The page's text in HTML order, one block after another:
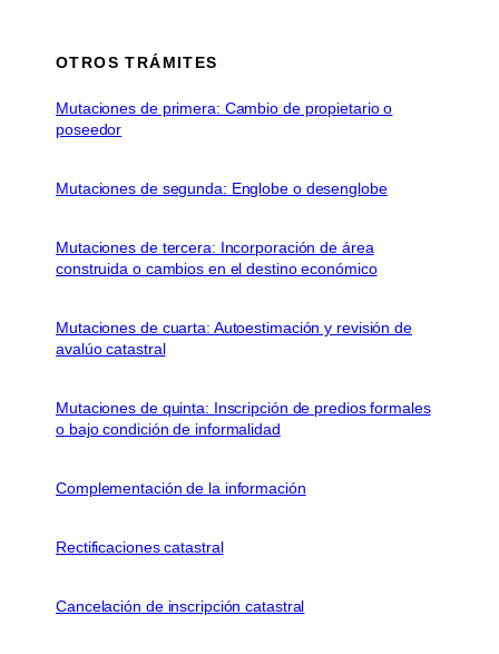
OTROS TRÁMITES
Mutaciones de primera: Cambio de propietario o
poseedor
Mutaciones de segunda: Englobe o desenglobe
Mutaciones de tercera: Incorporación de área
construida o cambios en el destino económico
Mutaciones de cuarta: Autoestimación y revisión de
avalúo catastral
Mutaciones de quinta: Inscripción de predios formales
o bajo condición de informalidad
Complementación de la información
Rectificaciones catastral
Cancelación de inscripción catastral